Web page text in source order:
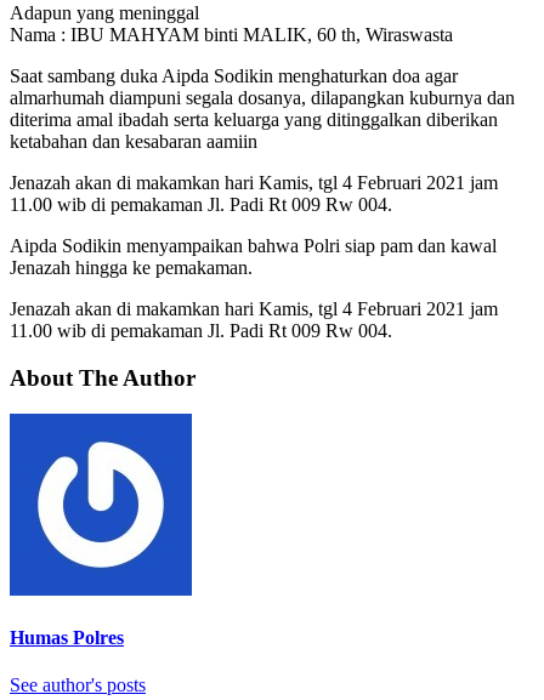
Adapun yang meninggal
Nama : IBU MAHYAM binti MALIK, 60 th, Wiraswasta
Saat sambang duka Aipda Sodikin menghaturkan doa agar
almarhumah diampuni segala dosanya, dilapangkan kuburnya dan
diterima amal ibadah serta keluarga yang ditinggalkan diberikan
ketabahan dan kesabaran aamiin
Jenazah akan di makamkan hari Kamis, tgl 4 Februari 2021 jam
11.00 wib di pemakaman Jl. Padi Rt 009 Rw 004.
Aipda Sodikin menyampaikan bahwa Polri siap pam dan kawal
Jenazah hingga ke pemakaman.
Jenazah akan di makamkan hari Kamis, tgl 4 Februari 2021 jam
11.00 wib di pemakaman Jl. Padi Rt 009 Rw 004.
About The Author
Humas Polres
See author's posts